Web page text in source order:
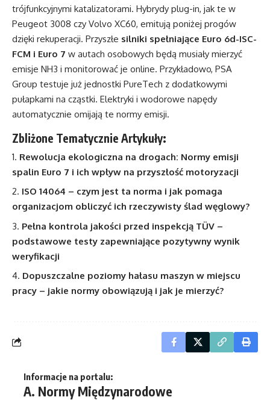
trójfunkcyjnymi katalizatorami. Hybrydy plug-in, jak te w
Peugeot 3008 czy Volvo XC60, emitują poniżej progów
dzięki rekuperacji. Przyszłe silniki spełniające Euro 6d-ISC-
FCM i Euro 7 w autach osobowych będą musiały mierzyć
emisje NH3 i monitorować je online. Przykładowo, PSA
Group testuje już jednostki PureTech z dodatkowymi
pułapkami na cząstki. Elektryki i wodorowe napędy
automatycznie omijają te normy emisji.
Zbliżone Tematycznie Artykuły:
Rewolucja ekologiczna na drogach: Normy emisji
spalin Euro 7 i ich wpływ na przyszłość motoryzacji
ISO 14064 – czym jest ta norma i jak pomaga
organizacjom obliczyć ich rzeczywisty ślad węglowy?
Pełna kontrola jakości przed inspekcją TÜV –
podstawowe testy zapewniające pozytywny wynik
weryfikacji
Dopuszczalne poziomy hałasu maszyn w miejscu
pracy – jakie normy obowiązują i jak je mierzyć?
Informacje na portalu:
A. Normy Międzynarodowe